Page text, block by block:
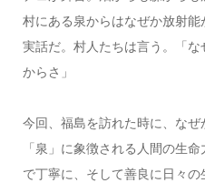
村にある泉からはなぜか放射
実話だ。村人たちは言う。「
からさ」
今回、福島を訪れた時に、なぜ
「泉」に象徴される人間の生
で丁寧に、そして善良に日々